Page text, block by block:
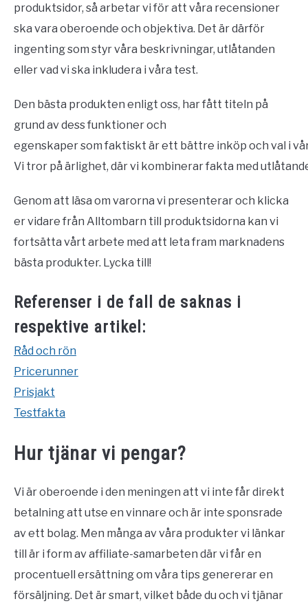
produktsidor, så arbetar vi för att våra recensioner
ska vara oberoende och objektiva. Det är därför
ingenting som styr våra beskrivningar, utlåtanden
eller vad vi ska inkludera i våra test.
Den bästa produkten enligt oss, har fått titeln på
grund av dess funktioner och
egenskaper som faktiskt är ett bättre inköp och val i
Vi tror på ärlighet, där vi kombinerar fakta med
Genom att läsa om varorna vi presenterar och klicka
er vidare från Alltombarn till produktsidorna kan vi
fortsätta vårt arbete med att leta fram marknadens
bästa produkter. Lycka till!
Referenser i de fall de saknas i
respektive artikel:
Råd och rön
Pricerunner
Prisjakt
Testfakta
Hur tjänar vi pengar?
Vi är oberoende i den meningen att vi inte får direkt
betalning att utse en vinnare och är inte sponsrade
av ett bolag. Men många av våra produkter vi länkar
till är i form av affiliate-samarbeten där vi får en
procentuell ersättning om våra tips genererar en
försäljning. Det är smart, vilket både du och vi tjänar